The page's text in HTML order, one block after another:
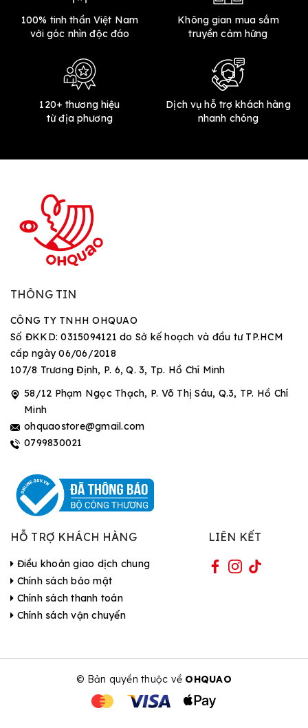
100% tinh thần Việt Nam
với góc nhìn độc đáo
Không gian mua sắm
truyền cảm hứng
120+ thương hiệu
từ địa phương
Dịch vụ hỗ trợ khách hàng
nhanh chóng
THÔNG TIN
CÔNG TY TNHH OHQUAO
Số ĐKKD: 0315094121 do Sở kế hoạch và đầu tư TP.HCM
cấp ngày 06/06/2018
107/8 Trương Định, P. 6, Q. 3, Tp. Hồ Chí Minh
58/12 Phạm Ngọc Thạch, P. Võ Thị Sáu, Q.3, TP. Hồ Chí
Minh
ohquaostore@gmail.com
0799830021
HỖ TRỢ KHÁCH HÀNG
Điều khoản giao dịch chung
Chính sách bảo mật
Chính sách thanh toán
Chính sách vận chuyển
LIÊN KẾT
© Bản quyền thuộc về OHQUAO
| Cung cấp bởi Sapo